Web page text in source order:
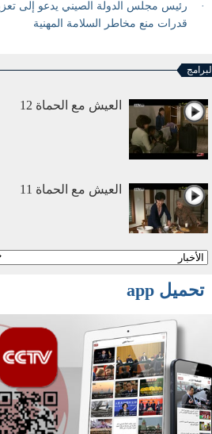
البرامج
العيش مع الحماة 12
العيش مع الحماة 11
أنا وأمي نتزوج معا 1
تحميل app